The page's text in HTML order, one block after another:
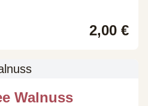
2,00 €
Walnuss